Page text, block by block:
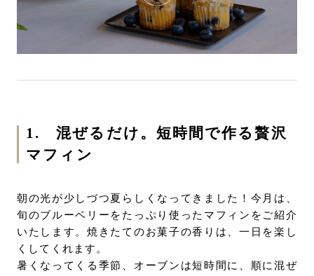
1. 混ぜるだけ。短時間で作る贅沢
マフィン
朝の光が少しづつ夏らしくなってきました！今月は、
旬のブルーベリーをたっぷり使ったマフィンをご紹介
いたします。焼きたてのお菓子の香りは、一日を楽し
くしてくれます。
暑くなってくる季節、オーブンは短時間に、順に混ぜ